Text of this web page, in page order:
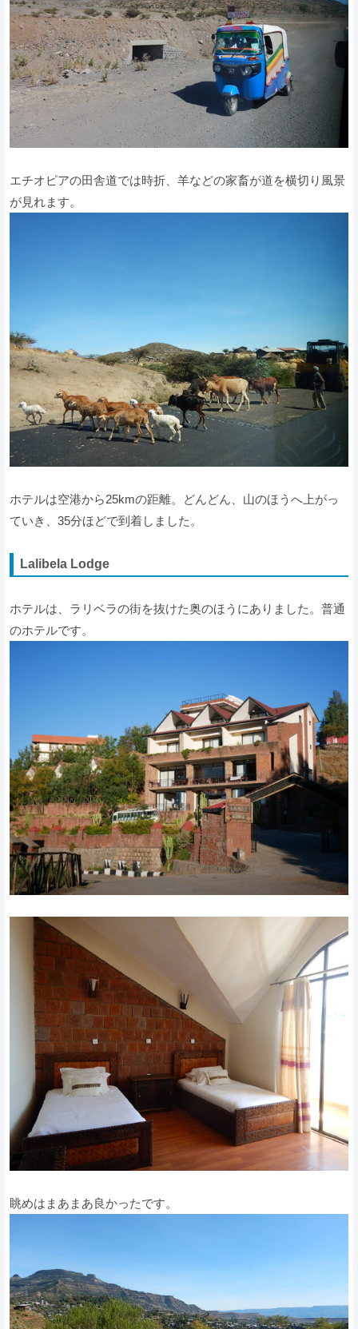
エチオピアの田舎道では時折、羊などの家畜が道を横切り風景
が見れます。
ホテルは空港から25kmの距離。どんどん、山のほうへ上がっ
ていき、35分ほどで到着しました。
Lalibela Lodge
ホテルは、ラリベラの街を抜けた奥のほうにありました。普通
のホテルです。
眺めはまあまあ良かったです。